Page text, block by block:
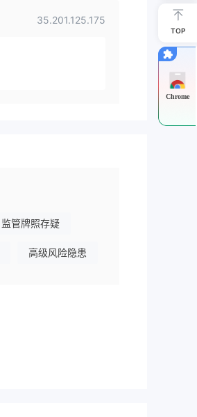
35.201.125.175
监管牌照存疑
高级风险隐患
TOP
Chrome